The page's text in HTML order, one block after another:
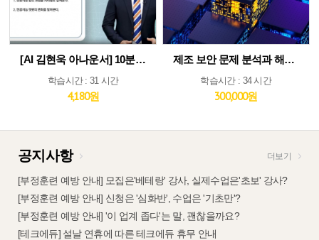
[AI 김현욱 아나운서] 10분이면 따라하는 직장인 ChatGPT 바이블
학습시간 : 31 시간
4,180원
제조 보안 문제 분석과 해법 : IEC 62443 분석 및 구축 전략 집중 분석
학습시간 : 34 시간
300,000원
공지사항 더보기
[부정훈련 예방 안내] 모집은'베테랑' 강사, 실제수업은'초보' 강사?
[부정훈련 예방 안내] 신청은 '심화반', 수업은 '기초만'?
[부정훈련 예방 안내] '이 업계 좁다'는 말, 괜찮을까요?
[테크에듀] 설날 연휴에 따른 테크에듀 휴무 안내